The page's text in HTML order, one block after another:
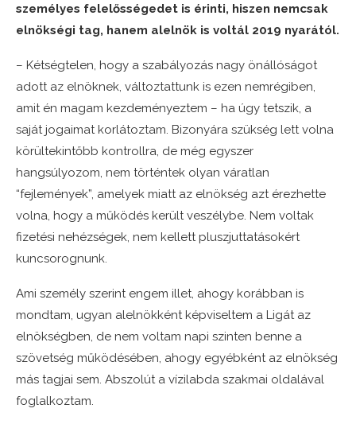
személyes felelősségedet is érinti, hiszen nemcsak
elnökségi tag, hanem alelnök is voltál 2019 nyarától.
– Kétségtelen, hogy a szabályozás nagy önállóságot
adott az elnöknek, változtattunk is ezen nemrégiben,
amit én magam kezdeményeztem – ha úgy tetszik, a
saját jogaimat korlátoztam. Bizonyára szükség lett volna
körültekintőbb kontrollra, de még egyszer
hangsúlyozom, nem történtek olyan váratlan
“fejlemények”, amelyek miatt az elnökség azt érezhette
volna, hogy a működés került veszélybe. Nem voltak
fizetési nehézségek, nem kellett pluszjuttatásokért
kuncsorognunk.
Ami személy szerint engem illet, ahogy korábban is
mondtam, ugyan alelnökként képviseltem a Ligát az
elnökségben, de nem voltam napi szinten benne a
szövetség működésében, ahogy egyébként az elnökség
más tagjai sem. Abszolút a vízilabda szakmai oldalával
foglalkoztam.